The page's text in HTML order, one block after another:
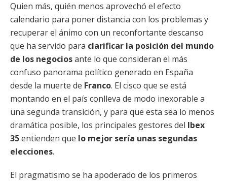
Quien más, quién menos aprovechó el efecto
calendario para poner distancia con los problemas y
recuperar el ánimo con un reconfortante descanso
que ha servido para clarificar la posición del mundo
de los negociosante lo que consideran el más
confuso panorama político generado en España
desde la muerte de Franco. El cisco que se está
montando en el país conlleva de modo inexorable a
una segunda transición, y para que esta sea lo menos
dramática posible, los principales gestores del Ibex
35entienden que lo mejor sería unas segundas
elecciones.
El pragmatismo se ha apoderado de los primeros